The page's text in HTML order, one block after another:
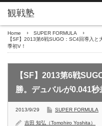
Home
SUPER FORMULA
【SF】2013第6戦SUGO：SC4回導入
季初V！
【SF】2013第6戦
勝。デュバルが0.041秒
2013/9/29 SUPER FORMULA
吉田 知弘（Tomohiro Yoshita）